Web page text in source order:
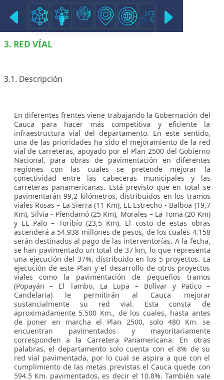
RED VIAL
3. RED VÍAL
3.1. Descripción
En diferentes frentes viene trabajando la Gobernación del
Cauca para hacer más competitiva y eficiente la
infraestructura vial del departamento. En este sentido,
una de las prioridades ha sido el mejoramiento de la red
vial de carreteras, apoyado por el Plan 2500 del Gobierno
Nacional, para obras de pavimentación en diferentes
regiones con las cuales se pretende mejorar la
conectividad entre las cabeceras municipales y las
carreteras panamericanas. Está previsto que en total se
pavimentarán 99,2 kilómetros, distribuidos en los tramos
viales Rosas – La Sierra (11 Km), EL Estrecho - Balboa (19,7
Km), Silvia - Piendamó (25 Km), Morales – La Toma (20 Km)
y EL Palo – Toribío (23,5 Km). El costo de estas obras
ascenderá a 54.938 millones de pesos, de los cuales 4.158
serán destinados al pago de las interventorías. A la fecha,
se han pavimentado un total de 37 km, lo que representa
una ejecución del 37%, distribuido en los 5 proyectos. La
ejecución de este Plan y el desarrollo de otros proyectos
viales como la pavimentación de pequeños tramos
(Popayán – El Tambo, La Lupa – Bolívar y Patico –
Candelaria) le permitirán al Cauca mejorar
sustancialmente su red vial. Esta consta de
aproximadamente 5.500 Km., de los cuales, hasta antes
de poner en marcha el Plan 2500, solo 480 Km. se
encuentran pavimentados y mayoritariamente
corresponden a la Carretera Panamericana. En otras
palabras, el departamento solo cuenta con el 8% de su
red vial pavimentada, por lo cual se aspira a que con el
cumplimiento de las metas previstas el Cauca quede con
594.5 Km. pavimentados, es decir el 10.8%. También vale